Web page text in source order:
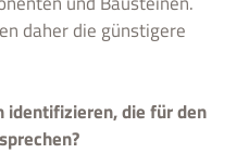
daher die günstigere
identifizieren, die für den